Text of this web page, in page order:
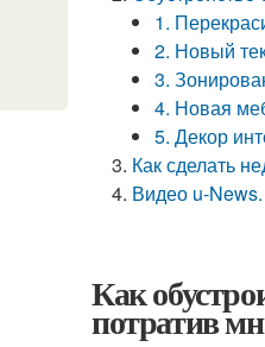
1.
2. Новый
3.
4. Новая
5. Декор
Как сделать
Видео u-
Как
потратив